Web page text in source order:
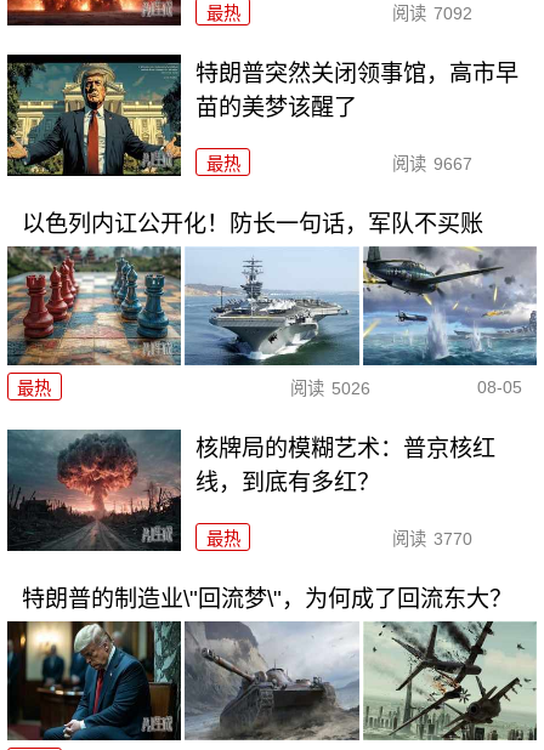
最热 阅读 7092
特朗普突然关闭领事馆，高市早
苗的美梦该醒了
最热 阅读 9667
以色列内讧公开化！防长一句话，军队不买账
最热 阅读 5026 08-05
核牌局的模糊艺术：普京核红
线，到底有多红？
最热 阅读 3770
特朗普的制造业\"回流梦\"，为何成了回流东大？